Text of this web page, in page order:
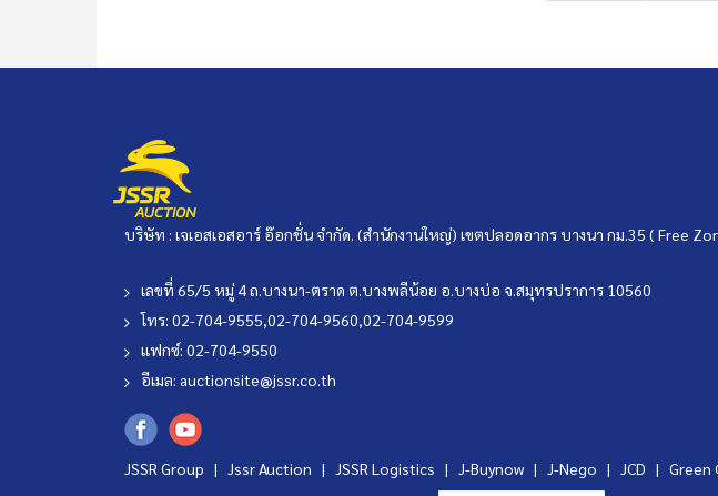
บริษัท : เจเอสเอสอาร์ อ๊อกชั่น จำกัด. (สำนักงานใหญ่) เขตปลอดอากร บางนา กม.35 ( Free
เลขที่ 65/5 หมู่ 4 ถ.บางนา-ตราด ต.บางพลีน้อย อ.บางบ่อ จ.สมุทรปราการ 10560
โทร: 02-704-9555,02-704-9560,02-704-9599
แฟกซ์: 02-704-9550
อีเมล: auctionsite@jssr.co.th
JSSR Group | Jssr Auction | JSSR Logistics | J-Buynow | J-Nego | JCD | Green